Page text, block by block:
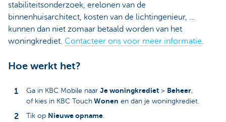
stabiliteitsonderzoek, erelonen van de
binnenhuisarchitect, kosten van de lichtingenieur, …
kunnen dan niet zomaar betaald worden van het
woningkrediet. Contacteer ons voor meer informatie.
Hoe werkt het?
Ga in KBC Mobile naar Je woningkrediet > Beheer,
of kies in KBC Touch Wonen en dan je woningkrediet.
Tik op Nieuwe opname.